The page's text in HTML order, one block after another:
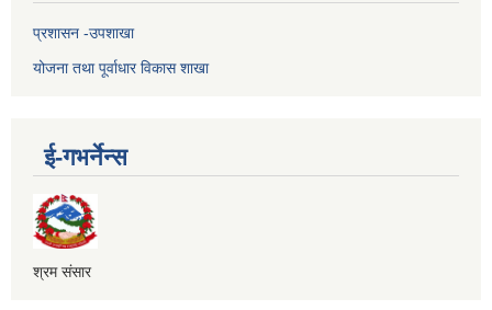
प्रशासन -उपशाखा
योजना तथा पूर्वाधार विकास शाखा
ई-गभर्नेन्स
श्रम संसार